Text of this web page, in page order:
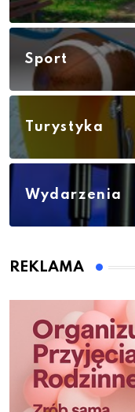
Sport
Turystyka
Wydarzenia
REKLAMA